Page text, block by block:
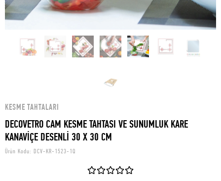
KESME TAHTALARI
DECOVETRO CAM KESME TAHTASI VE SUNUMLUK KARE
KANAVİÇE DESENLİ 30 X 30 CM
Ürün Kodu: DCV-KR-1523-1Q